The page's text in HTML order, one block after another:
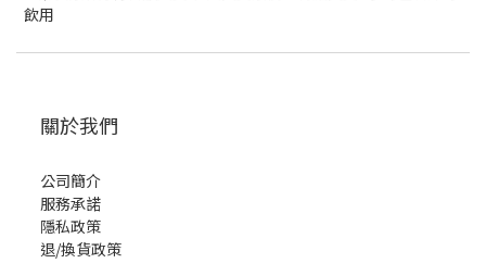
飲用
關於我們
公司簡介
服務承諾
隱私政策
退/換貨政策